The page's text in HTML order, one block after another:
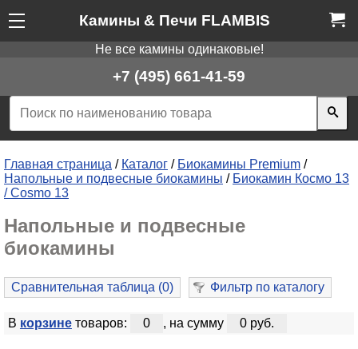
Камины & Печи FLAMBIS
Не все камины одинаковые!
+7 (495) 661-41-59
Главная страница / Каталог / Биокамины Premium /
Напольные и подвесные биокамины / Биокамин Космо 13
/ Cosmo 13
Напольные и подвесные
биокамины
Сравнительная таблица (0) Фильтр по каталогу
В корзинетоваров: 0 , на сумму 0 руб.